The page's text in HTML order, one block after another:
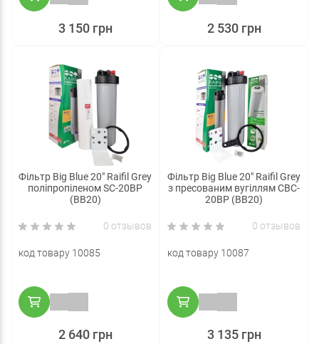
3 150 грн 2 530 грн
Фільтр Big Blue 20" Raifil Grey
поліпропіленом SC-20BP
(BB20)
0 отзывов
код товару 10085
2 640 грн
Фільтр Big Blue 20" Raifil Grey
з пресованим вугіллям CBC-
20BP (BB20)
0 отзывов
код товару 10087
3 135 грн